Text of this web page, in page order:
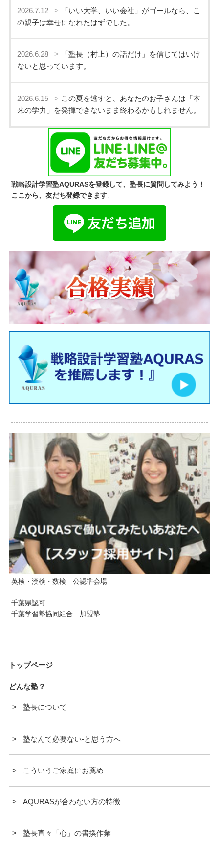
2026.7.12
「いい大学、いい会社」がゴールなら、こ
の親子は幸せになれたはずでした。
2026.6.28
「塾長（村上）の話だけ」を信じてはいけ
ないと思っています。
2026.6.15
この夏を逃すと、あなたのお子さんは「本
来の学力」を発揮できないまま終わるかもしれません。
戦略設計学習塾AQURASを登録して、塾長に質問してみよう！
ここから、友だち登録できます↓
英検・漢検・数検 公認準会場
千葉県認可
千葉学習塾協同組合 加盟塾
トップページ
どんな塾？
塾長について
塾なんて必要ない-と思う方へ
こういうご家庭にお薦め
AQURASが合わない方の特徴
塾長直々「心」の書換作業